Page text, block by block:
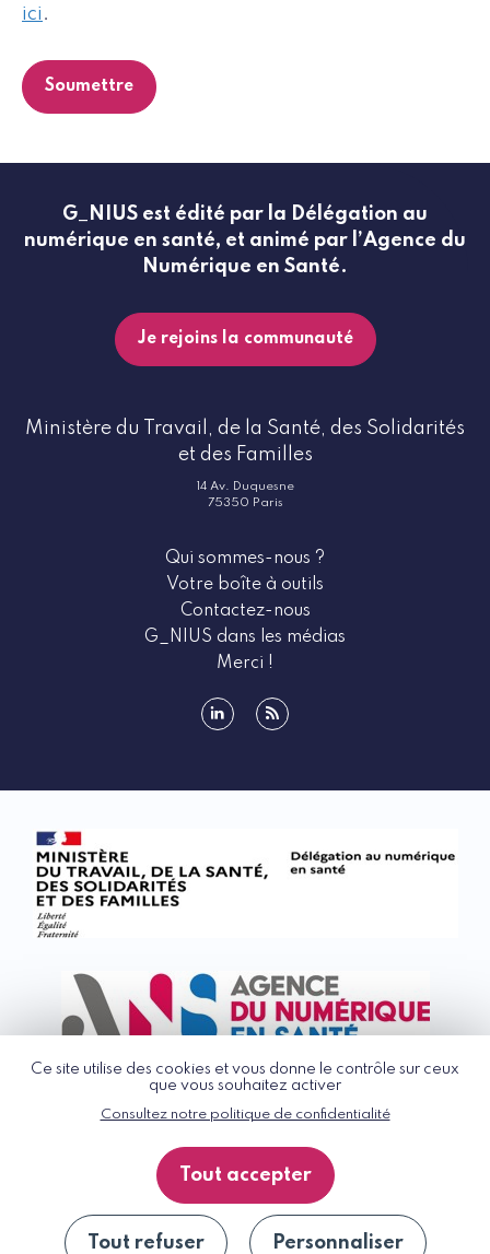
Ce site utilise des cookies et vous donne le contrôle sur ceux
que vous souhaitez activer
Consultez notre politique de confidentialité
Tout accepter
Tout refuser Personnaliser
ici .
G_NIUS est édité par la Délégation au
numérique en santé, et animé par l’Agence du
Numérique en Santé.
Je rejoins la communauté
Ministère du Travail, de la Santé, des Solidarités
et des Familles
14 Av. Duquesne
75350 Paris
Qui sommes-nous ?
Votre boîte à outils
Contactez-nous
G_NIUS dans les médias
Merci !
© G_NIUS 2026
Politique de confidentialité
Accessibilité : partiellement conforme
Plan du site